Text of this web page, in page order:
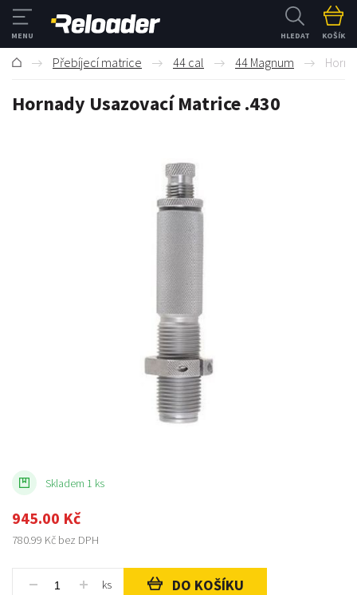
HLEDAT KOŠÍK
Přebíjecí matrice 44 cal 44 Magnum
Hornady Usazovací Matrice .430
Skladem 1 ks
945.00 Kč
780.99 Kč bez DPH
ks DO KOŠÍKU